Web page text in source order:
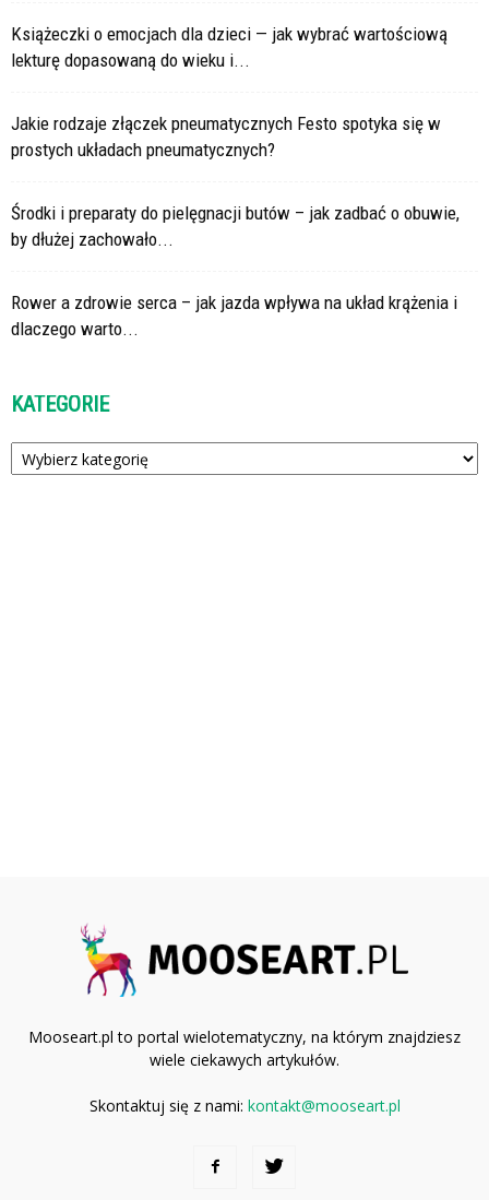
Książeczki o emocjach dla dzieci — jak wybrać wartościową
lekturę dopasowaną do wieku i...
Jakie rodzaje złączek pneumatycznych Festo spotyka się w
prostych układach pneumatycznych?
Środki i preparaty do pielęgnacji butów – jak zadbać o obuwie,
by dłużej zachowało...
Rower a zdrowie serca – jak jazda wpływa na układ krążenia i
dlaczego warto...
KATEGORIE
Kategorie
Mooseart.pl to portal wielotematyczny, na którym znajdziesz
wiele ciekawych artykułów.
Skontaktuj się z nami: kontakt@mooseart.pl